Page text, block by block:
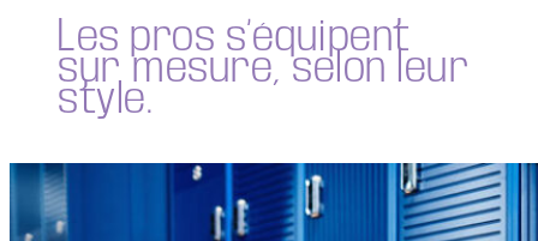
Les pros s’équipent
sur mesure, selon leur
style.